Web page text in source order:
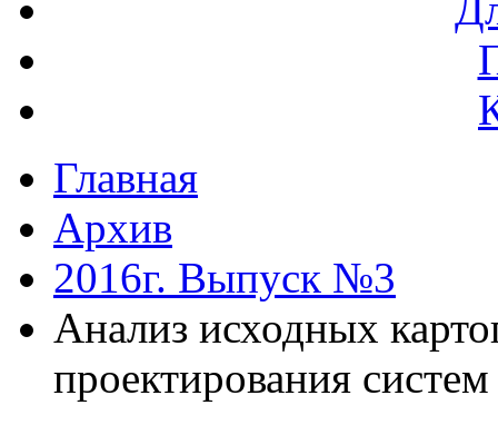
Главная
Архив
2016г. Выпуск №3
Анализ исходных
проектирования